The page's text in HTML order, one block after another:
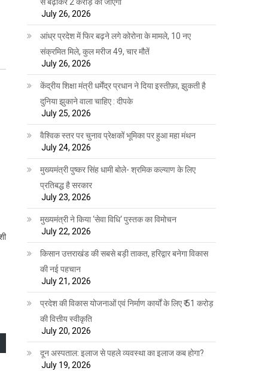
July 26, 2026
आंध्र प्रदेश में फिर बढ़ने लगे कोरोना के मामले, 10 नए
संक्रमित मिले, कुल मरीज 49, चार मौतें
July 26, 2026
केंद्रीय शिक्षा मंत्री धर्मेंद्र प्रधान ने दिया इस्तीफ़ा, झुकती है
दुनिया झुकाने वाला चाहिए : दीपके
July 25, 2026
वैश्विक स्तर पर चुनाव प्रेक्षकों भूमिका पर हुआ महा मंथन
July 24, 2026
मुख्यमंत्री पुष्कर सिंह धामी बोले- श्रमिक कल्याण के लिए
प्रतिबद्ध है सरकार
July 23, 2026
मुख्यमंत्री ने किया ‘सेवा विधि‘ पुस्तक का विमोचन
July 22, 2026
किसान उत्तराखंड की सबसे बड़ी ताकत, हरिद्वार बनेगा विकास
की नई पहचान
July 21, 2026
प्रदेश की विकास योजनाओं एवं निर्माण कार्यों के लिए ₹ 51 करोड़
की वित्तीय स्वीकृति
July 20, 2026
दून अस्पताल: इलाज से पहले व्यवस्था का इलाज कब होगा?
July 19, 2026